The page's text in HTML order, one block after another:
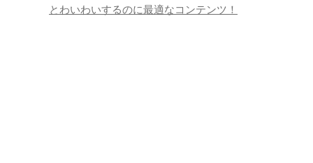
とわいわいするのに最適なコンテンツ！